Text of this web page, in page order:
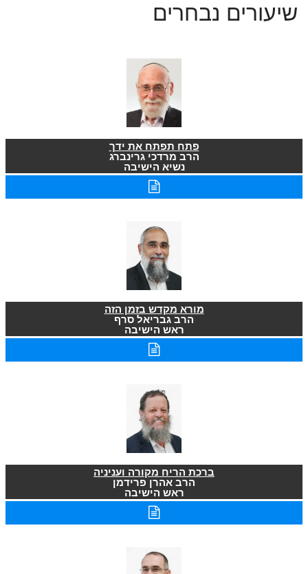
שיעורים נבחרים
פתח תפתח את ידך
הרב מרדכי גרינברג
נשיא הישיבה
מורא מקדש בזמן הזה
הרב גבריאל סרף
ראש הישיבה
ברכת הריח מקורה ועניניה
הרב אהרן פרידמן
ראש הישיבה